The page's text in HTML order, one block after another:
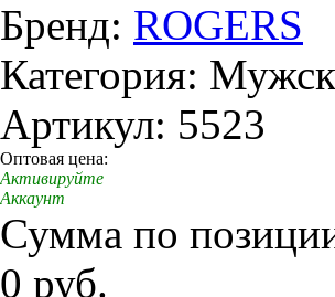
Бренд: ROGERS
Категория:
Артикул: 5523
Оптовая цена:
Активируйте
Аккаунт
Сумма по
0 руб.